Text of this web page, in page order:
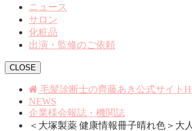
ニュース
サロン
化粧品
出演・監修のご依頼
CLOSE
毛髪診断士の齊藤あき公式サイト
NEWS
企業様会報誌・機関誌
＜大塚製薬 健康情報冊子晴れ色＞大